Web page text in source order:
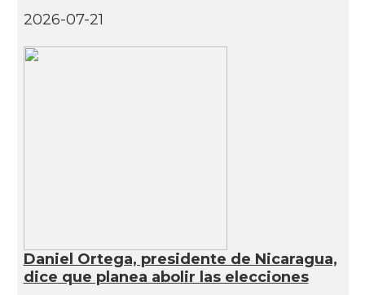
2026-07-21
Daniel Ortega, presidente de Nicaragua,
dice que planea abolir las elecciones